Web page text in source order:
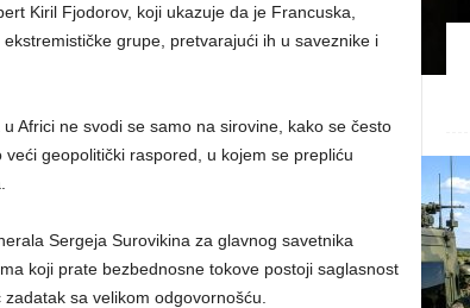
Kiril Fjodorov, koji ukazuje da je Francuska,
grupe, pretvarajući ih u saveznike i
Africi ne svodi se samo na sirovine, kako se često
geopolitički raspored, u kojem se prepliću
Sergeja Surovikina za glavnog savetnika
koji prate bezbednosne tokove postoji saglasnost
sa velikom odgovornošću.